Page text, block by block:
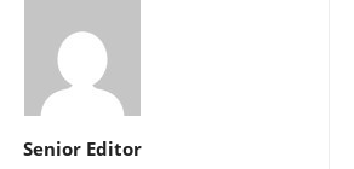
Senior Editor